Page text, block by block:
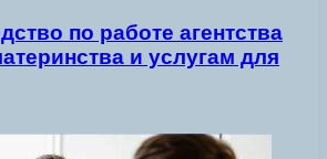
по работе агентства
и услугам для